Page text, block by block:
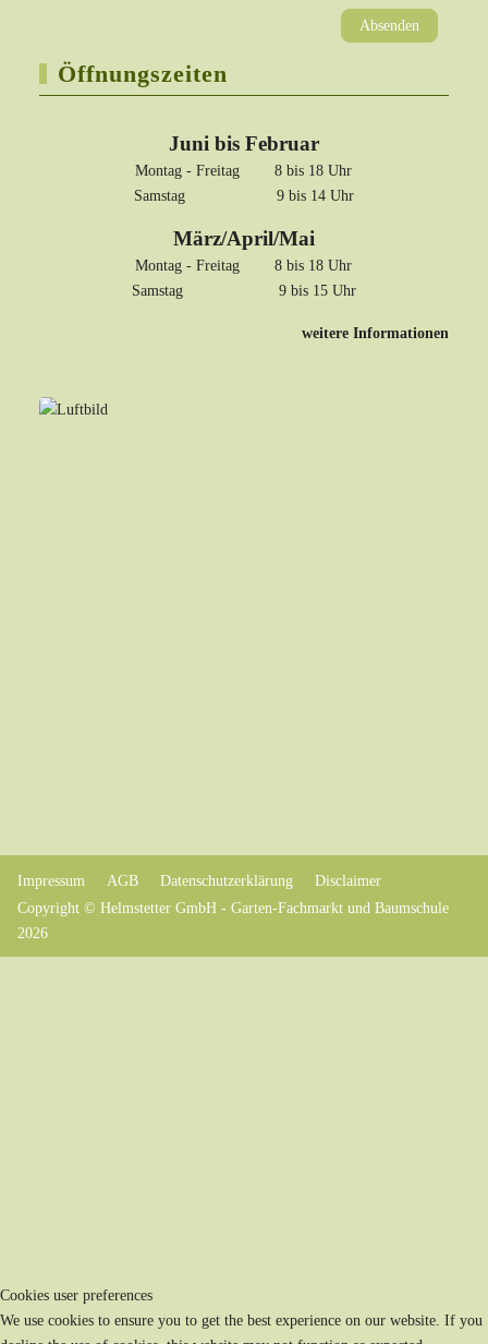
Absenden
Öffnungszeiten
Juni bis Februar
Montag - Freitag 8 bis 18 Uhr
Samstag 9 bis 14 Uhr
März/April/Mai
Montag - Freitag 8 bis 18 Uhr
Samstag 9 bis 15 Uhr
weitere Informationen
Impressum AGB Datenschutzerklärung
Disclaimer
Copyright © Helmstetter GmbH - Garten-Fachmarkt und Baumschule
2026
Cookies user preferences
We use cookies to ensure you to get the best experience on our website. If you